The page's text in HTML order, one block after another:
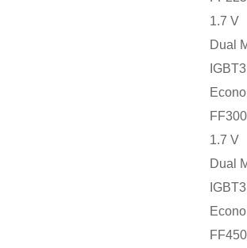
1.7 V
Dual
1.7 V
Dual